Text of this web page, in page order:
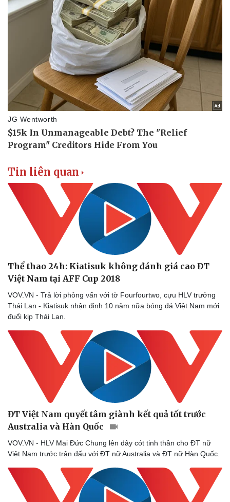
Doanh nghiệp
Thông tin doanh nghiệp
Doanh nghiệp 24h
Doanh nhân
Công nghệ
Sành điệu
Tin Công nghệ
Trải nghiệm
Tin liên quan
Thể thao 24h: Kiatisuk không đánh giá cao ĐT
Việt Nam tại AFF Cup 2018
VOV.VN - Trả lời phỏng vấn với tờ Fourfourtwo, cựu HLV trưởng
Thái Lan - Kiatisuk nhận định 10 năm nữa bóng đá Việt Nam mới
đuổi kịp Thái Lan.
ĐT Việt Nam quyết tâm giành kết quả tốt trước
Australia và Hàn Quốc
VOV.VN - HLV Mai Đức Chung lên dây cót tinh thần cho ĐT nữ
Việt Nam trước trận đấu với ĐT nữ Australia và ĐT nữ Hàn Quốc.